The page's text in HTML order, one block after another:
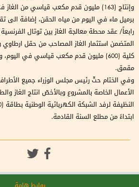
برميل ماء في اليوم من مياه الحقن، إضافة الى
المتضمن استثمار الغاز المصاحب من حقل
مقمق.
وفي الختام حثّ رئيس مجلس الوزراء جميع
الأعمال الخاصة بالمشروع وبالأخصّ انتاج الغاز
ابتداءً من مطلع السنة القادمة.
روابط هامة